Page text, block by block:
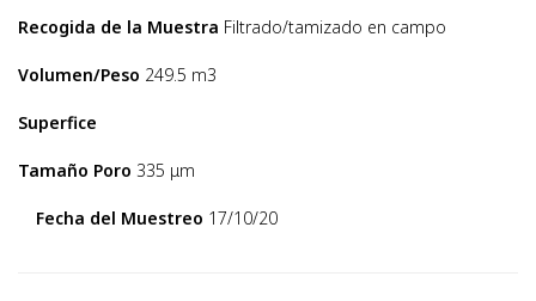
Recogida de la Muestra Filtrado/tamizado en campo
Volumen/Peso 249.5 m3
Superfice
Tamaño Poro 335 μm
Fecha del Muestreo 17/10/20